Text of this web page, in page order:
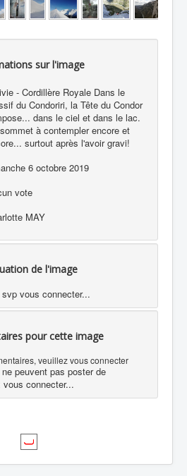
sur l'image
- Cordillère Royale Dans le
du Condoriri, la Tête du Condor
dans le ciel et dans le lac.
à contempler encore et
surtout après l'avoir gravi!
6 octobre 2019
vote
MAY
de l'image
vous connecter...
pour cette image
veuillez vous connecter
peuvent pas poster de
connecter...